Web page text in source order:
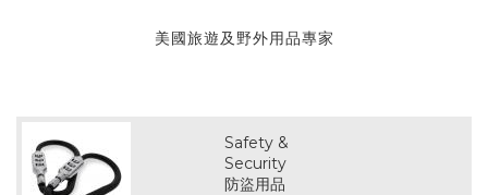
美國旅遊及野外用品專家
Safety &
Security
防盜用品